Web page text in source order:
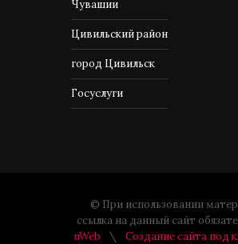
Чувашии
Цивильский район
город Цивильск
Госуслуги
© При использовании
ссылка на данный сайт
uWeb
Создание сайта под